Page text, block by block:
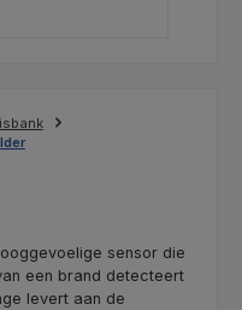
sensor die
een brand detecteert
levert aan de